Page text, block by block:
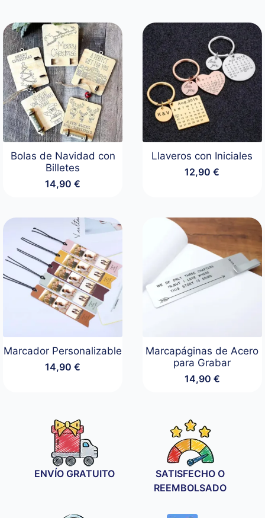
Bolas de Navidad con
Billetes
14,90€
Llaveros con Iniciales
12,90€
Marcador Personalizable
14,90€
Marcapáginas de Acero
para Grabar
14,90 €
ENVÍO GRATUITO
SATISFECHO O
REEMBOLSADO